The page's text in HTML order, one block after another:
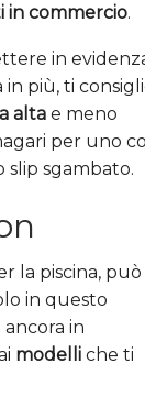
in commercio.
in
in più, ti
alta e meno
per uno
sgambato.
la piscina, può
in questo
ancora in
modelli che ti